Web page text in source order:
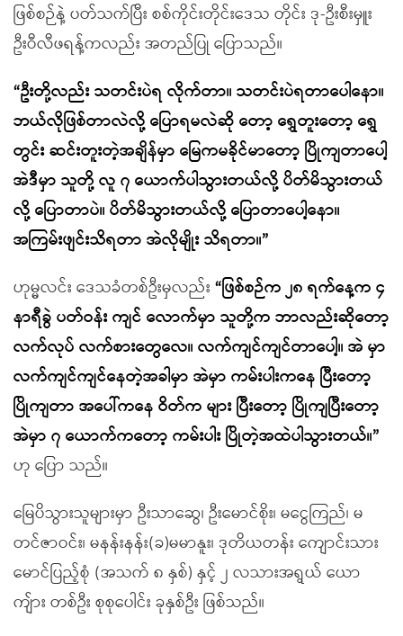
ဖြစ်စဉ်နဲ့ ပတ်သက်ပြီး စစ်ကိုင်းတိုင်းဒေသ တိုင်း ဒု-ဦးစီးမှူး
ဦးဝီလီဖရန့်ကလည်း အတည်ပြု ပြောသည်။
“ဦးတို့လည်း သတင်းပဲရ လိုက်တာ။ သတင်းပဲရတာပေါနော။
ဘယ်လိုဖြစ်တာလဲလို့ ပြောရမလဲဆို တော့ ရွှေတူးတော့ ရွှေ
တွင်း ဆင်းတူးတဲ့အချိန်မှာ မြေကမခိုင်မာတော့ ပြိုကျတာပေါ့
အဲဒီမှာ သူတို့ လူ ၇ ယောက်ပါသွားတယ်လို့ ပိတ်မိသွားတယ်
လို့ ပြောတာပဲ။ ပိတ်မိသွားတယ်လို့ ပြောတာပေါ့နော။
အကြမ်းဖျင်းသိရတာ အဲလိုမျိုး သိရတာ။”
ဟုမ္မလင်း ဒေသခံတစ်ဦးမှလည်း “ဖြစ်စဉ်က ၂၈ ရက်နေ့က ၄
နာရီခွဲ ပတ်ဝန်း ကျင် လောက်မှာ သူတို့က ဘာလည်းဆိုတော့
လက်လုပ် လက်စားတွေလေ။ လက်ကျင်ကျင်တာပေါ့။ အဲ မှာ
လက်ကျင်ကျင်နေတဲ့အခါမှာ အဲမှာ ကမ်းပါးကနေ ပြီးတော့
ပြိုကျတာ အပေါ်ကနေ ဝိတ်က များ ပြီးတော့ ပြိုကျပြီးတော့
အဲမှာ ၇ ယောက်ကတော့ ကမ်းပါး ပြိုတဲ့အထဲပါသွားတယ်။”
ဟု ပြော သည်။
မြေပိသွားသူများမှာ ဦးသာဆွေ၊ ဦးမောင်စိုး၊ မငွေကြည်၊ မ
တင်ဇာဝင်း၊ မနန်းနန်း(ခ)မမာနူး၊ ဒုတိယတန်း ကျောင်းသား
မောင်ပြည့်စုံ (အသက် ၈ နှစ်) နှင့် ၂ လသားအရွယ် ယော
ကျ်ား တစ်ဦး စုစုပေါင်း ခုနှစ်ဦး ဖြစ်သည်။